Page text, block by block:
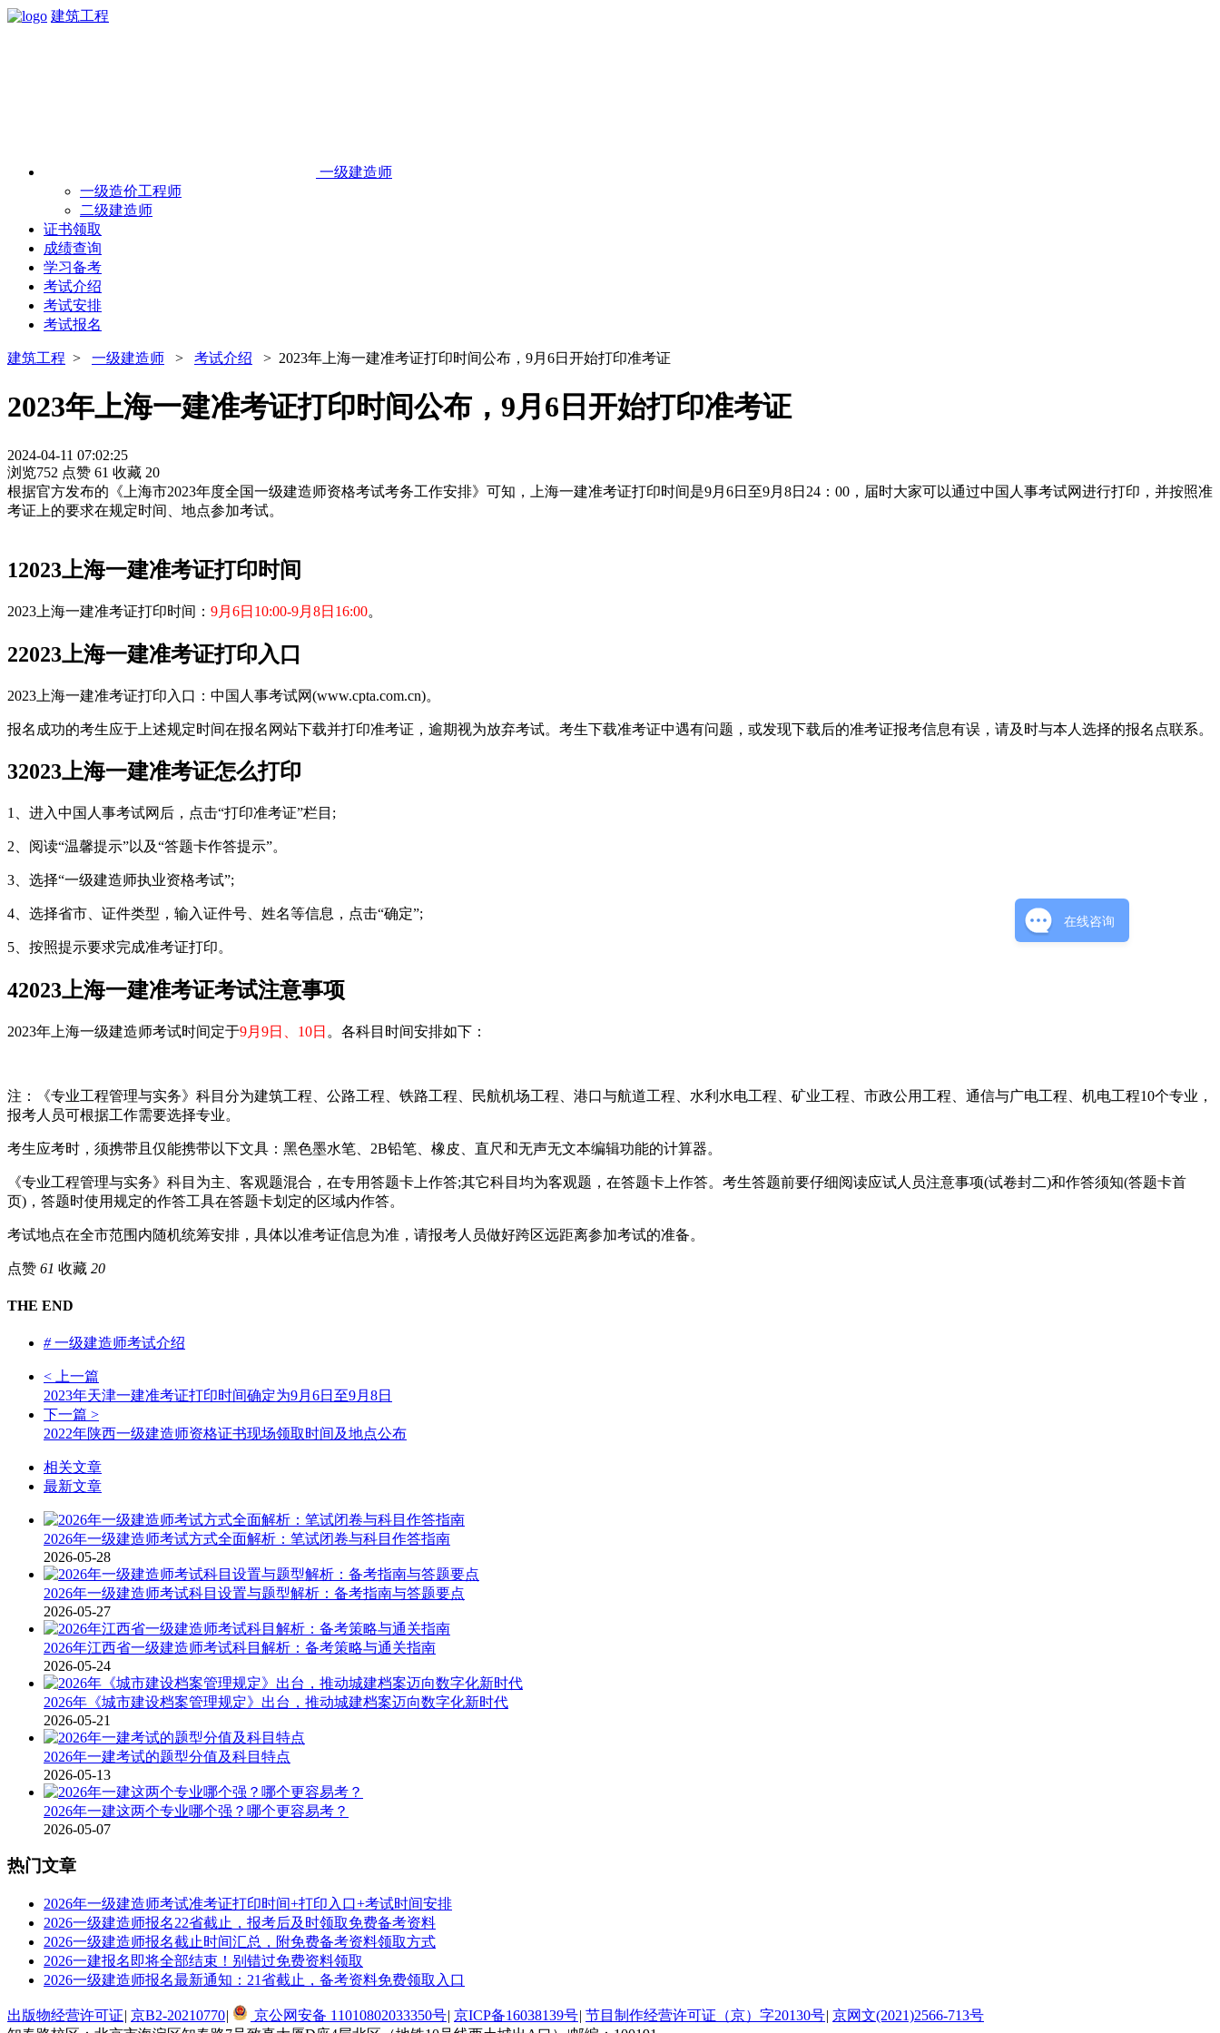
建筑工程
一级建造师
一级造价工程师
二级建造师
证书领取
成绩查询
学习备考
考试介绍
考试安排
考试报名
建筑工程 > 一级建造师 > 考试介绍 > 2023年上海一建准考证打印时间公布，9月6日开始打印准考证
2023年上海一建准考证打印时间公布，9月6日开始打印准考证
2024-04-11 07:02:25
浏览752 点赞 61 收藏 20
根据官方发布的《上海市2023年度全国一级建造师资格考试考务工作安排》可知，上海一建准考证打印时间是9月6日至9月8日24：00，届时大家可以通过中国人事考试网进行打印，并按照准
考证上的要求在规定时间、地点参加考试。
12023上海一建准考证打印时间
2023上海一建准考证打印时间： 9月6日10:00-9月8日16:00。
22023上海一建准考证打印入口
2023上海一建准考证打印入口：中国人事考试网(www.cpta.com.cn)。
报名成功的考生应于上述规定时间在报名网站下载并打印准考证，逾期视为放弃考试。考生下载准考证中遇有问题，或发现下载后的准考证报考信息有误，请及时与本人选择的报名点联系。
32023上海一建准考证怎么打印
1、进入中国人事考试网后，点击“打印准考证”栏目;
2、阅读“温馨提示”以及“答题卡作答提示”。
3、选择“一级建造师执业资格考试”;
4、选择省市、证件类型，输入证件号、姓名等信息，点击“确定”;
5、按照提示要求完成准考证打印。
42023上海一建准考证考试注意事项
2023年上海一级建造师考试时间定于9月9日、10日 。各科目时间安排如下：
注：《专业工程管理与实务》科目分为建筑工程、公路工程、铁路工程、民航机场工程、港口与航道工程、水利水电工程、矿业工程、市政公用工程、通信与广电工程、机电工程10个专业，
报考人员可根据工作需要选择专业。
考生应考时，须携带且仅能携带以下文具：黑色墨水笔、2B铅笔、橡皮、直尺和无声无文本编辑功能的计算器。
《专业工程管理与实务》科目为主、客观题混合，在专用答题卡上作答;其它科目均为客观题，在答题卡上作答。考生答题前要仔细阅读应试人员注意事项(试卷封二)和作答须知(答题卡首
页)，答题时使用规定的作答工具在答题卡划定的区域内作答。
考试地点在全市范围内随机统筹安排，具体以准考证信息为准，请报考人员做好跨区远距离参加考试的准备。
点赞 61 收藏 20
THE END
#一级建造师考试介绍
< 上一篇
2023年天津一建准考证打印时间确定为9月6日至9月8日
下一篇 >
2022年陕西一级建造师资格证书现场领取时间及地点公布
相关文章
最新文章
2026年一级建造师考试方式全面解析：笔试闭卷与科目作答指南
2026-05-28
2026年一级建造师考试科目设置与题型解析：备考指南与答题要点
2026-05-27
2026年江西省一级建造师考试科目解析：备考策略与通关指南
2026-05-24
2026年《城市建设档案管理规定》出台，推动城建档案迈向数字化新时代
2026-05-21
2026年一建考试的题型分值及科目特点
2026-05-13
2026年一建这两个专业哪个强？哪个更容易考？
2026-05-07
热门文章
2026年一级建造师考试准考证打印时间+打印入口+考试时间安排
2026一级建造师报名22省截止，报考后及时领取免费备考资料
2026一级建造师报名截止时间汇总，附免费备考资料领取方式
2026一建报名即将全部结束！别错过免费资料领取
2026一级建造师报名最新通知：21省截止，备考资料免费领取入口
出版物经营许可证| 京B2-20210770| 京公网安备 11010802033350号| 京ICP备16038139号| 节目制作经营许可证（京）字20130号| 京网文(2021)2566-713号
在线咨询